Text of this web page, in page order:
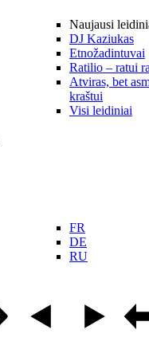
Naujausi
DJ Kaziukas
Etnožadintuvai
Ratilio – ratui
Atviras, bet
kraštui
Visi leidiniai
FR
DE
RU